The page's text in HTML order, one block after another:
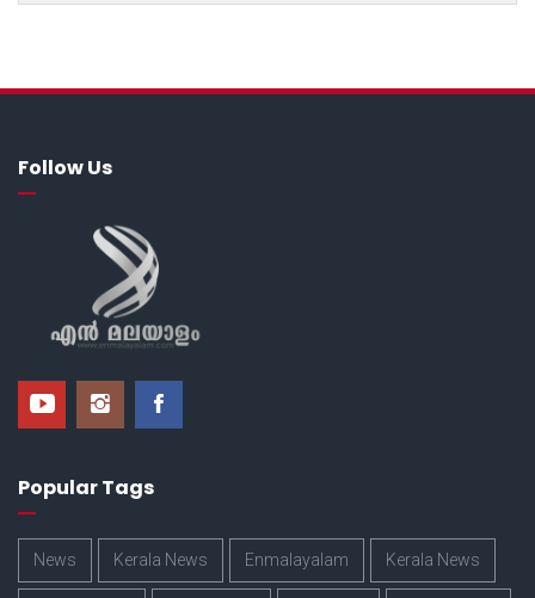
Follow Us
Popular Tags
News Kerala News Enmalayalam Kerala News